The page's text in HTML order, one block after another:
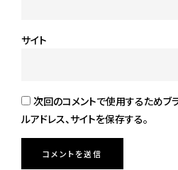
サイト
次回のコメントで使用するためブ
ルアドレス、サイトを保存する。